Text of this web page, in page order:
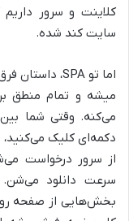
کلاینت و سرور
سایت کند شده.
میشه و تمام منطق
می‌کنه. وقتی شما
از سرور درخواست
سرعت دانلود می‌شن.
بخش‌هایی از صفحه رو